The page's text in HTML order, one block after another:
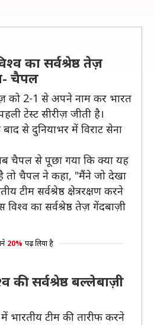
का सर्वश्रेष्ठ तेज़
चैपल
को 2-1 से अपने नाम कर भारत
टेस्ट सीरीज़ जीती है।
से दुनियाभर में विराट सेना
चैपल से पूछा गया कि क्या यह
है तो चैपल ने कहा, "मैंने जो देखा
टीम सर्वश्रेष्ठ क्षेत्ररक्षण करने
का सर्वश्रेष्ठ तेज़ गेंदबाज़ी
20% पढ़ लिया है
की सर्वश्रेष्ठ बल्लेबाज़ी
भारतीय टीम की तारीफ करने